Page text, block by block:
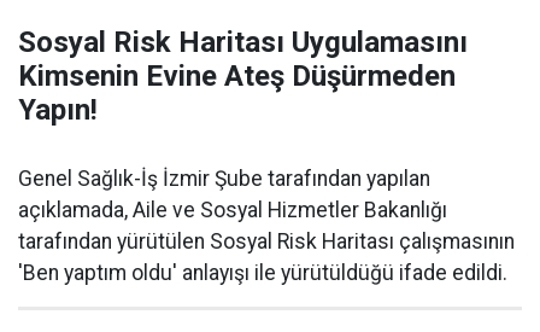
Sosyal Risk Haritası Uygulamasını
Kimsenin Evine Ateş Düşürmeden
Yapın!
Genel Sağlık-İş İzmir Şube tarafından yapılan
açıklamada, Aile ve Sosyal Hizmetler Bakanlığı
tarafından yürütülen Sosyal Risk Haritası çalışmasının
'Ben yaptım oldu' anlayışı ile yürütüldüğü ifade edildi.